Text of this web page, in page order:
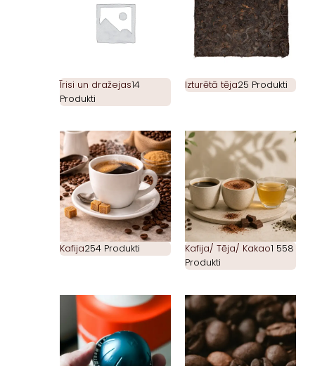
Īrisi un dražejas14
Produkti
Izturētā tēja25 Produkti
Kafija254 Produkti Kafija/ Tēja/ Kakao1 558
Produkti